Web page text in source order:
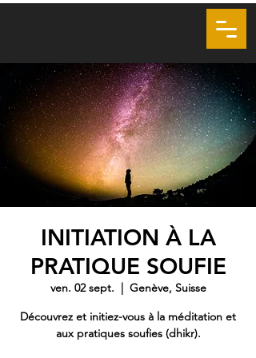
INITIATION À LA
PRATIQUE SOUFIE
ven. 02 sept.
  |
Genève, Suisse
Découvrez et initiez-vous à la méditation et
aux pratiques soufies (dhikr).